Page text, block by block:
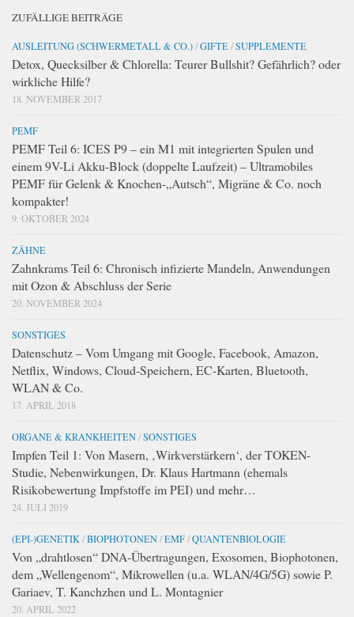
ZUFÄLLIGE BEITRÄGE
AUSLEITUNG (SCHWERMETALL & CO.)/GIFTE/SUPPLEMENTE
Detox, Quecksilber & Chlorella: Teurer Bullshit? Gefährlich? oder
wirkliche Hilfe?
18. NOVEMBER 2017
PEMF
PEMF Teil 6: ICES P9 – ein M1 mit integrierten Spulen und
einem 9V-Li Akku-Block (doppelte Laufzeit) – Ultramobiles
PEMF für Gelenk & Knochen-„Autsch“, Migräne & Co. noch
kompakter!
9. OKTOBER 2024
ZÄHNE
Zahnkrams Teil 6: Chronisch infizierte Mandeln, Anwendungen
mit Ozon & Abschluss der Serie
20. NOVEMBER 2024
SONSTIGES
Datenschutz – Vom Umgang mit Google, Facebook, Amazon,
Netflix, Windows, Cloud-Speichern, EC-Karten, Bluetooth,
WLAN & Co.
17. APRIL 2018
ORGANE & KRANKHEITEN/SONSTIGES
Impfen Teil 1: Von Masern, ‚Wirkverstärkern‘, der TOKEN-
Studie, Nebenwirkungen, Dr. Klaus Hartmann (ehemals
Risikobewertung Impfstoffe im PEI) und mehr…
24. JULI 2019
(EPI-)GENETIK /BIOPHOTONEN/EMF/QUANTENBIOLOGIE
Von „drahtlosen“ DNA-Übertragungen, Exosomen, Biophotonen,
dem „Wellengenom“, Mikrowellen (u.a. WLAN/4G/5G) sowie P.
Gariaev, T. Kanchzhen und L. Montagnier
20. APRIL 2022